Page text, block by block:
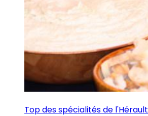
Top des spécialités de l'Hérault